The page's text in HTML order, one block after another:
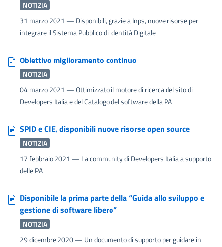
NOTIZIA
31 marzo 2021 — Disponibili, grazie a Inps, nuove risorse per
integrare il Sistema Pubblico di Identità Digitale
Obiettivo miglioramento continuo
NOTIZIA
04 marzo 2021 — Ottimizzato il motore di ricerca del sito di
Developers Italia e del Catalogo del software della PA
SPID e CIE, disponibili nuove risorse open source
NOTIZIA
17 febbraio 2021 — La community di Developers Italia a supporto
delle PA
Disponibile la prima parte della “Guida allo sviluppo e
gestione di software libero”
NOTIZIA
29 dicembre 2020— Un documento di supporto per guidare in